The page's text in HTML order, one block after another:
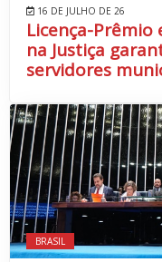
16 DE JULHO DE 26
Licença-Prêmio
na Justiça
servidores
BRASIL